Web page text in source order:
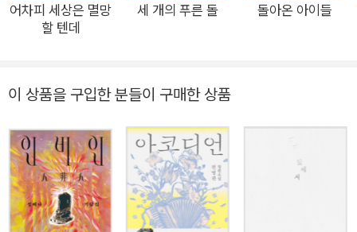
로를 있는 그대로 인정하길 요구하는 한나. 제니는 자신과 같은
처지인 한나를 안쓰러워하면서도 적응하지 못하는 그를 한심하
워지는 것은 곧 무리에서 다시 한번 떨어져 나가는 것과 같았다.
"몸에 맞지 않는 옷을 입고 춤을 추"듯 백인의 몸짓과 말을 흉내
내며 한나를 고립시키려 하지만, 한나는 아랑곳하지 않고 "너처
럼 영어 잘하"고 싶다고, "친구를 많이 사귀고 싶"다며 제니에게
다가온다. 냉소와 순수, 동경과 질투가 뒤엉킨 채 시간이 흐르고,
제니와 한나가 멀어졌다 가까워졌다를 반복하는 동안 찾아온 세
어차피 세상은 멸망
할 텐데
세 개의 푸른 돌 돌아온 아이들
이 상품을 구입한 분들이 구매한 상품